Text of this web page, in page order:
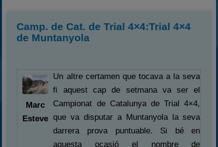
Camp. de Cat. de Trial 4×4:Trial 4×4
de Muntanyola
Marc
Esteve
Un altre certamen que tocava a la seva
fi aquest cap de setmana va ser el
Campionat de Catalunya de Trial 4×4,
que va disputar a Muntanyola la seva
darrera prova puntuable. Si bé en
aquesta ocasió el nombre de